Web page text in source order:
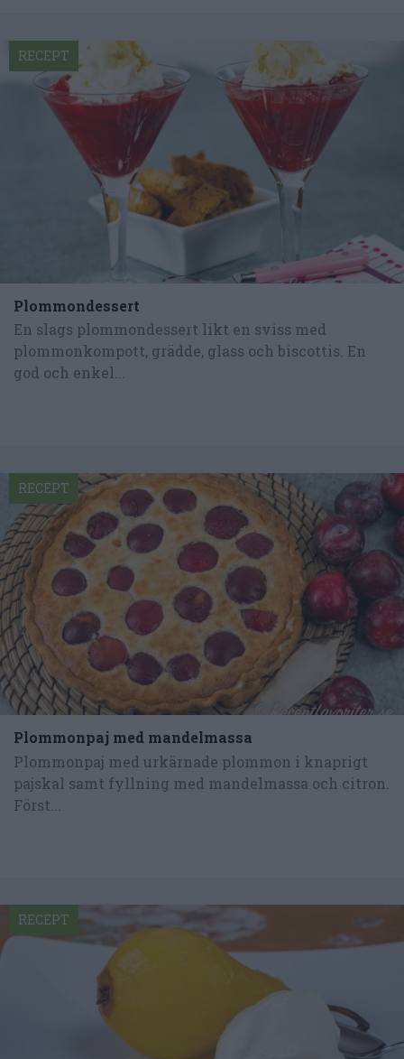
Plommondessert
En slags plommondessert likt en sviss med
plommonkompott, grädde, glass och biscottis. En
god och enkel...
RECEPT
Plommonpaj med mandelmassa
Plommonpaj med urkärnade plommon i knaprigt
pajskal samt fyllning med mandelmassa och citron.
Först...
RECEPT
RECEPT